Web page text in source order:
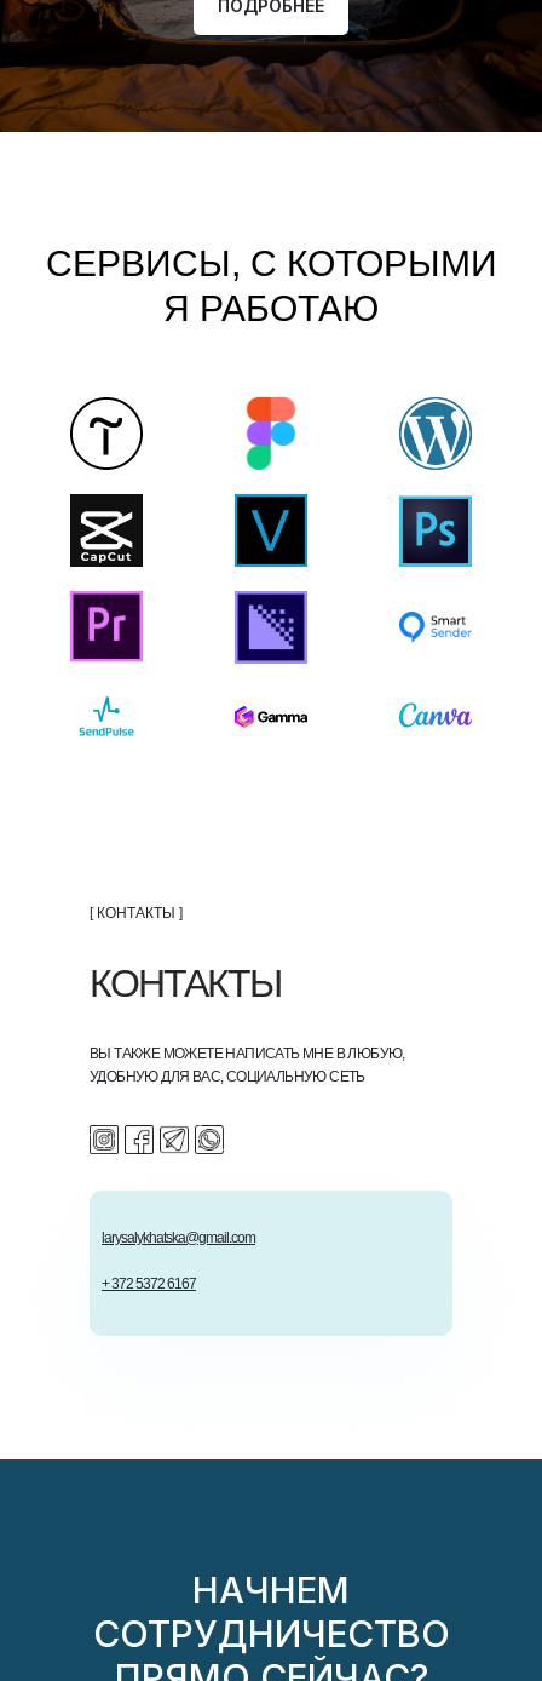
ПОДРОБНЕЕ
СЕРВИСЫ, С КОТОРЫМИ
Я РАБОТАЮ
larysalykhatska@gmail.com
+ 372 5372 6167
ВЫ ТАКЖЕ МОЖЕТЕ НАПИСАТЬ МНЕ В ЛЮБУЮ,
УДОБНУЮ ДЛЯ ВАС, СОЦИАЛЬНУЮ СЕТЬ
КОНТАКТЫ
[ КОНТАКТЫ ]
НАЧНЕМ
СОТРУДНИЧЕСТВО